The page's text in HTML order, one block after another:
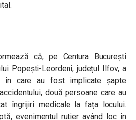
că, pe Centura București
Popești-Leordeni, județul Ilfov, a
în care au fost implicate șapte
două persoane care au
îngrijiri medicale la fața locului.
evenimentul rutier având loc în